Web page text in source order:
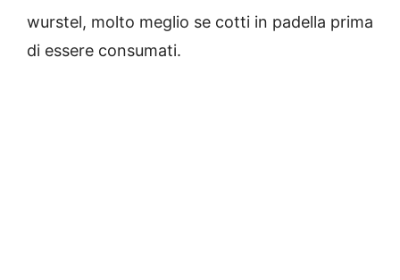
wurstel, molto meglio se cotti in padella prima
di essere consumati.